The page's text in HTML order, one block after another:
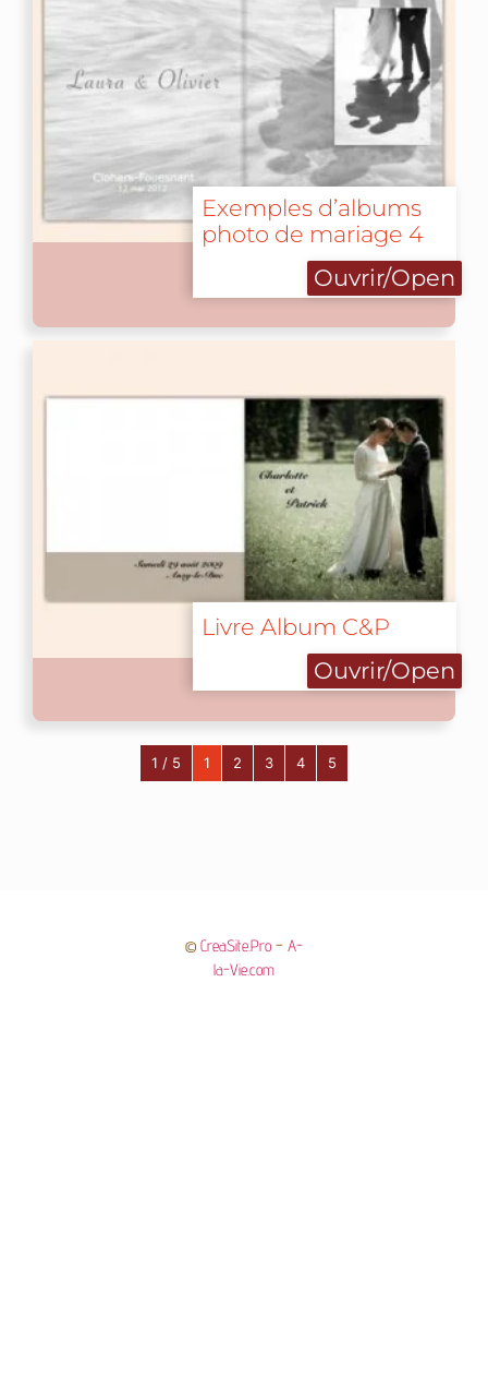
Exemples d’albums
photo de mariage 4
Ouvrir/Open
Livre Album C&P
Ouvrir/Open
1 / 5 1 2 3 4 5
© CreaSite.Pro– A-
la-Vie.com